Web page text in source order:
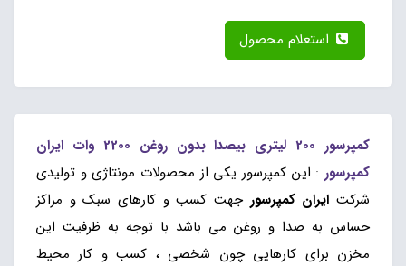
کمپرسور 200 لیتری بیصدا بدون روغن 2200 وات ایران
کمپرسور : این کمپرسور یکی از محصولات مونتاژی و تولیدی
شرکت ایران کمپرسور جهت کسب و کارهای سبک و مراکز
حساس به صدا و روغن می باشد با توجه به ظرفیت این
مخزن برای کارهایی چون شخصی ، کسب و کار محیط